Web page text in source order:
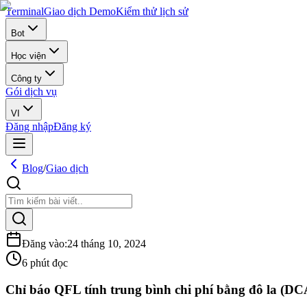
TerminalGiao dịch DemoKiểm thử lịch sử
Bot
Học viện
Công ty
Gói dịch vụ
VI
Đăng nhậpĐăng ký
Blog/Giao dịch
Đăng vào:24 tháng 10, 2024
6 phút đọc
Chỉ báo QFL tính trung bình chi phí bằng đô la